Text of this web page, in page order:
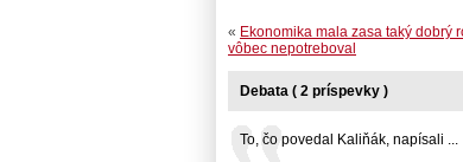
« Ekonomika mala zasa taký dobrý
vôbec nepotreboval
Debata ( 2 príspevky )
To, čo povedal Kaliňák, napísali ...